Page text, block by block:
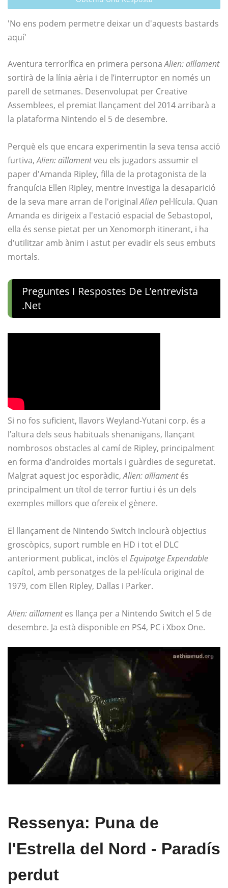
'No ens podem permetre deixar un d'aquests bastards
aquí'
Aventura terrorífica en primera personaAlien: aïllament
sortirà de la línia aèria i de l’interruptor en només un
parell de setmanes. Desenvolupat per Creative
Assemblees, el premiat llançament del 2014 arribarà a
la plataforma Nintendo el 5 de desembre.
Perquè els que encara experimentin la seva tensa acció
furtiva,Alien: aïllamentveu els jugadors assumir el
paper d'Amanda Ripley, filla de la protagonista de la
franquícia Ellen Ripley, mentre investiga la desaparició
de la seva mare arran de l'originalAlien pel·lícula. Quan
Amanda es dirigeix ​​a l'estació espacial de Sebastopol,
ella és sense pietat per un Xenomorph itinerant, i ha
d'utilitzar amb ànim i astut per evadir els seus embuts
mortals.
Preguntes I Respostes De L’entrevista
.net
Si no fos suficient, llavors Weyland-Yutani corp. és a
l’altura dels seus habituals shenanigans, llançant
nombrosos obstacles al camí de Ripley, principalment
en forma d’androides mortals i guàrdies de seguretat.
Malgrat aquest joc esporàdic,Alien: aïllamentés
principalment un títol de terror furtiu i és un dels
exemples millors que ofereix el gènere.
El llançament de Nintendo Switch inclourà objectius
groscòpics, suport rumble en HD i tot el DLC
anteriorment publicat, inclòs el Equipatge Expendable
capítol, amb personatges de la pel·lícula original de
1979, com Ellen Ripley, Dallas i Parker.
Alien: aïllamentes llança per a Nintendo Switch el 5 de
desembre. Ja està disponible en PS4, PC i Xbox One.
Ressenya: Puna de
l'Estrella del Nord - Paradís
perdut